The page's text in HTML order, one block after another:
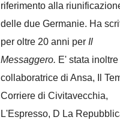
riferimento alla
delle due Germanie. Ha
per oltre 20 anni per Il
Messaggero. E' stata inoltre
collaboratrice di Ansa, Il
Corriere di Civitavecchia,
L'Espresso, D La